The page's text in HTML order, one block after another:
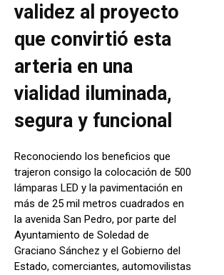
validez al proyecto
que convirtió esta
arteria en una
vialidad iluminada,
segura y funcional
Reconociendo los beneficios que
trajeron consigo la colocación de 500
lámparas LED y la pavimentación en
más de 25 mil metros cuadrados en
la avenida San Pedro, por parte del
Ayuntamiento de Soledad de
Graciano Sánchez y el Gobierno del
Estado, comerciantes, automovilistas